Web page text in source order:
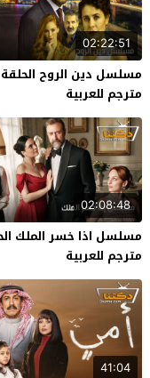
02:22:51
مترجم للعربية
02:08:48
مترجم للعربية
41:04